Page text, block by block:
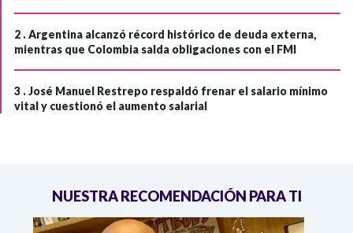
2 .Argentina alcanzó récord histórico de deuda externa,
mientras que Colombia salda obligaciones con el FMI
3 .José Manuel Restrepo respaldó frenar el salario mínimo
vital y cuestionó el aumento salarial
NUESTRA RECOMENDACIÓN PARA TI